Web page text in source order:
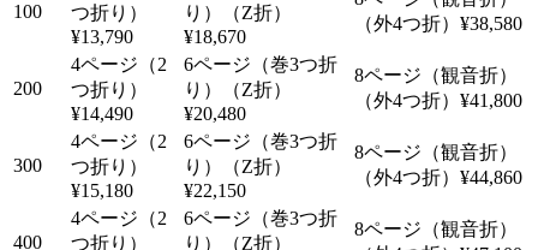
100
¥13,790
¥18,670
¥38,580
200
¥14,490
¥20,480
¥41,800
300
¥15,180
¥22,150
¥44,860
400